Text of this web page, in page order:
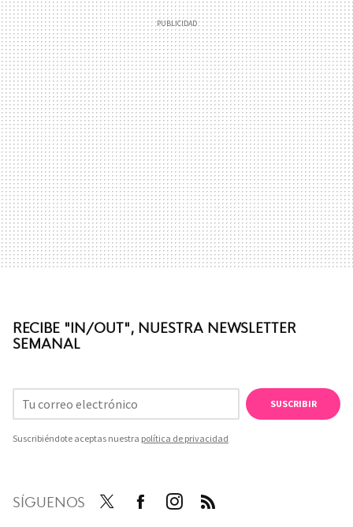
RECIBE "IN/OUT", NUESTRA NEWSLETTER
SEMANAL
SUSCRIBIR
Suscribiéndote aceptas nuestra política de privacidad
SÍGUENOS